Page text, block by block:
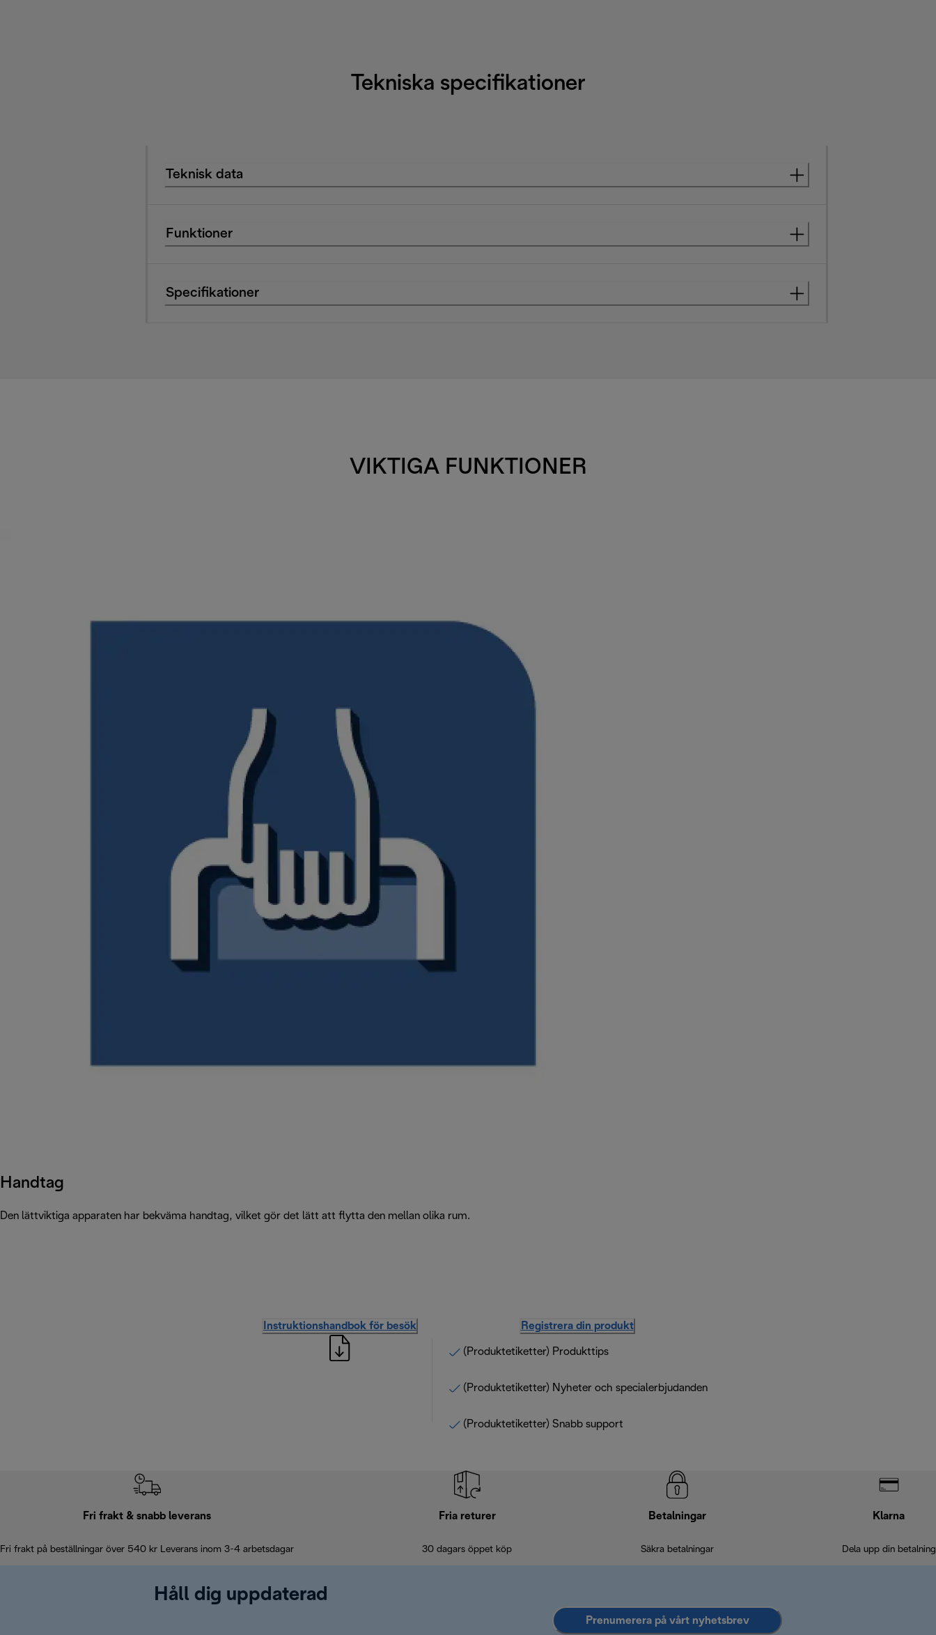
Tekniska specifikationer
Teknisk data
Funktioner
Specifikationer
VIKTIGA FUNKTIONER
Handtag
Den lättviktiga apparaten har bekväma handtag, vilket gör det lätt att flytta den mellan olika rum.
Instruktionshandbok för besök Registrera din produkt
(Produktetiketter) Produkttips
(Produktetiketter) Nyheter och specialerbjudanden
(Produktetiketter) Snabb support
Fri frakt & snabb leverans
Fri frakt på beställningar över 540 kr Leverans inom 3-4 arbetsdagar
Fria returer
30 dagars öppet köp
Betalningar
Säkra betalningar
Klarna
Dela upp din betalning
Håll dig uppdaterad
Prenumerera på vårt nyhetsbrev